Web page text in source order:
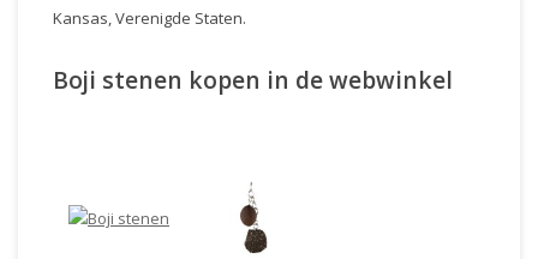
Kansas, Verenigde Staten.
Boji stenen kopen in de webwinkel